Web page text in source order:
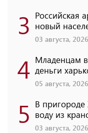
3 Российская
новый
03 августа,
4 Младенцам
деньги
05 августа,
5 В пригороде
воду из
03 августа,